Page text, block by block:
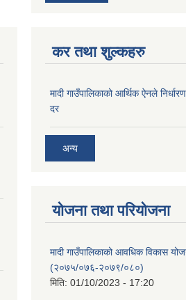
कर तथा शुल्कहरु
मादी गाउँपालिकाको आर्थिक ऐनले
दर
अन्य
योजना तथा परियोजना
मादी गाउँपालिकाको आवधिक विकास
(२०७५/०७६-२०७९/०८०)
मिति: 01/10/2023 - 17:20